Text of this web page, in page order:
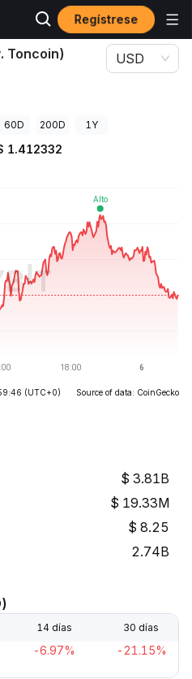
Regístrese
de Gram (prev. Toncoin) GRAM
Toncoin)
USD
60D 200D 1Y
1.412332
(UTC+0) Source of data: CoinGecko
3.81B
19.33M
8.25
2.74B
14 días 30 días
-6.97% -21.15%